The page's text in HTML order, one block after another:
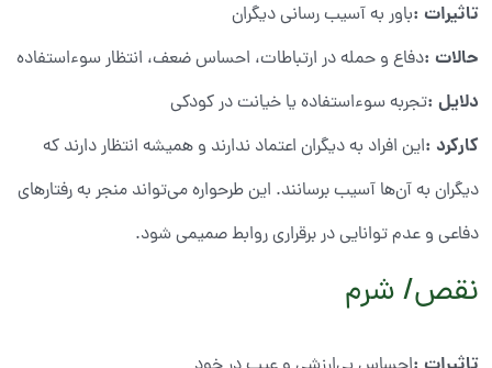
تاثیرات :باور به آسیب رسانی دیگران
حالات :دفاع و حمله در ارتباطات، احساس ضعف، انتظار سوءاستفاده
دلایل :تجربه سوءاستفاده یا خیانت در کودکی
کارکرد :این افراد به دیگران اعتماد ندارند و همیشه انتظار دارند که
دیگران به آن‌ها آسیب برسانند. این طرحواره می‌تواند منجر به رفتارهای
دفاعی و عدم توانایی در برقراری روابط صمیمی شود.
نقص/ شرم